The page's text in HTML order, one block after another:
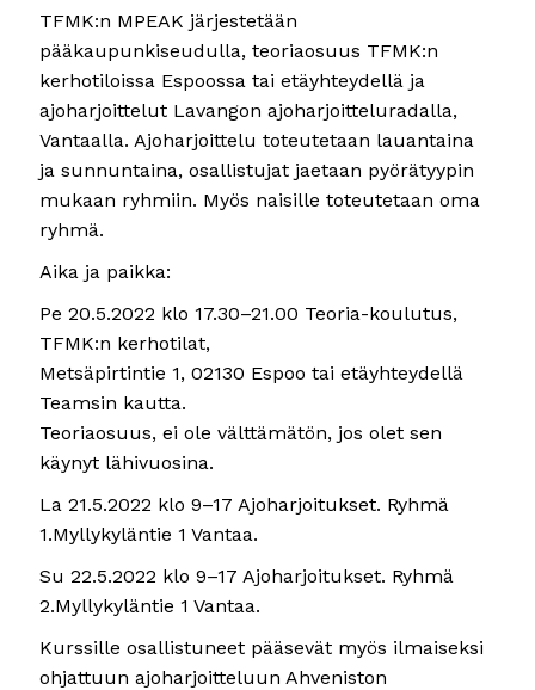
TFMK:n MPEAK järjestetään
pääkaupunkiseudulla, teoriaosuus TFMK:n
kerhotiloissa Espoossa tai etäyhteydellä ja
ajoharjoittelut Lavangon ajoharjoitteluradalla,
Vantaalla. Ajoharjoittelu toteutetaan lauantaina
ja sunnuntaina, osallistujat jaetaan pyörätyypin
mukaan ryhmiin. Myös naisille toteutetaan oma
ryhmä.
Aika ja paikka:
Pe 20.5.2022 klo 17.30–21.00 Teoria-koulutus,
TFMK:n kerhotilat,
Metsäpirtintie 1, 02130 Espoo tai etäyhteydellä
Teamsin kautta.
Teoriaosuus, ei ole välttämätön, jos olet sen
käynyt lähivuosina.
La 21.5.2022 klo 9–17 Ajoharjoitukset. Ryhmä
1.Myllykyläntie 1 Vantaa.
Su 22.5.2022 klo 9–17 Ajoharjoitukset. Ryhmä
2.Myllykyläntie 1 Vantaa.
Kurssille osallistuneet pääsevät myös ilmaiseksi
ohjattuun ajoharjoitteluun Ahveniston